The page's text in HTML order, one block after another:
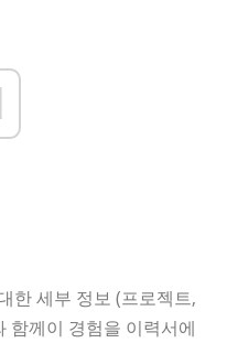
한 세부 정보 (프로젝트,
함께이 경험을 이력서에